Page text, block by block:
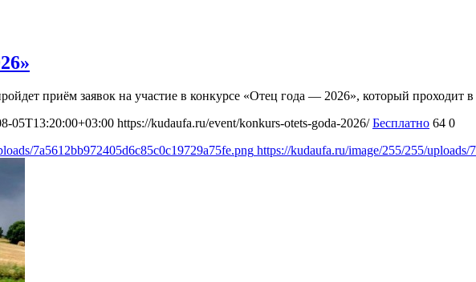
приём заявок на участие в конкурсе «Отец года — 2026», который проходит
05T13:20:00+03:00 https://kudaufa.ru/event/konkurs-otets-goda-2026/ Бесплатно 64 0
7a5612bb972405d6c85c0c19729a75fe.png https://kudaufa.ru/image/255/255/